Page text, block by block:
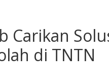
Carikan
di TNTN